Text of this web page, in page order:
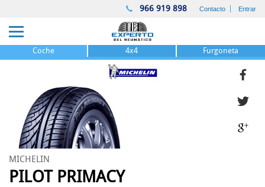
966 919 898 Contacto Entrar
Coche 4x4 Furgoneta
MICHELIN
PILOT PRIMACY